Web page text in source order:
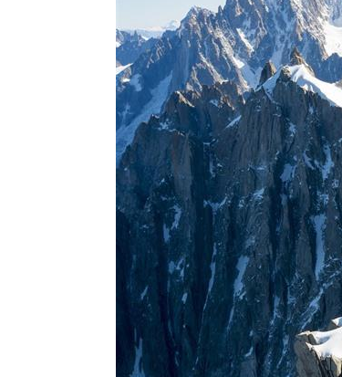
Meer van Genève en omgeving
Lac de Montriond
Saint-Jean-de-Sixt
Les Trois Vallées